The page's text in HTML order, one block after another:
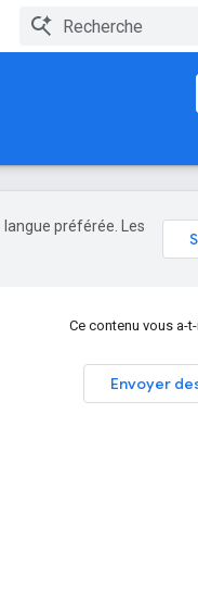
préférée. Les
Ce contenu vous a-
Envoyer